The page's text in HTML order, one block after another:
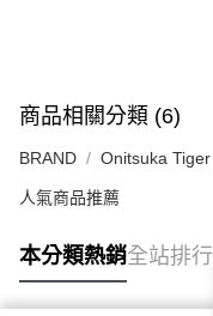
商品相關分類 (6)
BRAND Onitsuka Tiger
人氣商品推薦
本分類熱銷全站排行